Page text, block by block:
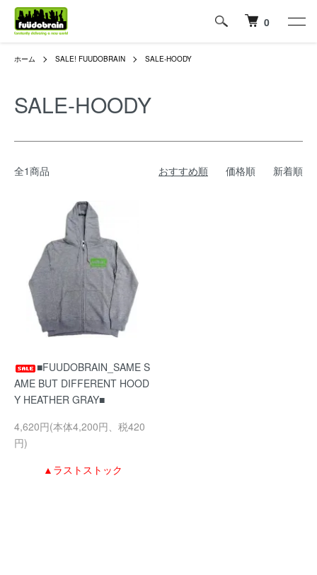
0
ホーム SALE! FUUDOBRAIN SALE-HOODY
SALE-HOODY
全1商品 おすすめ順 価格順 新着順
■FUUDOBRAIN_SAME S
AME BUT DIFFERENT HOOD
Y HEATHER GRAY■
4,620円(本体4,200円、税420
円)
▲ラストストック